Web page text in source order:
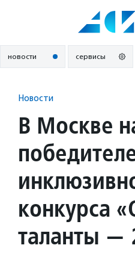
новости сервисы
Новости
В Москве
конкурса
таланты —